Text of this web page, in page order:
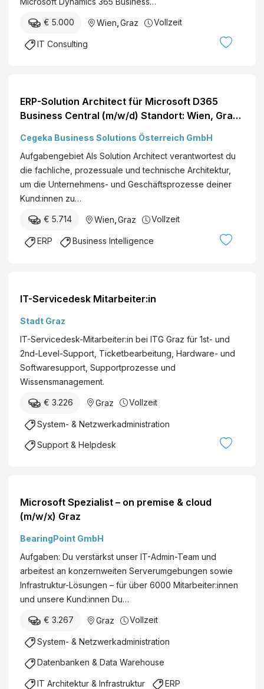
€ 5.000 Wien Graz Vollzeit
IT Consulting
ERP-Solution Architect für Microsoft D365
Business Central (m/w/d) Standort: Wien, Graz,
Hybrid Du hast mehrjährige
Beratungserfahrung in ERP-Projekten
gesammelt und setzt deine umfangreiche
Erfahrung ein, um Gesamtlösungen für deine
Kund:innen ...
Cegeka Business Solutions Österreich GmbH
Aufgabengebiet Als Solution Architect verantwortest du
die fachliche, prozessuale und technische Architektur,
um die Unternehmens- und Geschäftsprozesse deiner
Kund:innen zu…
€ 5.714 Wien Graz Vollzeit
ERP Business Intelligence
IT-Servicedesk Mitarbeiter:in
Stadt Graz
IT-Servicedesk-Mitarbeiter:in bei ITG Graz für 1st- und
2nd-Level-Support, Ticketbearbeitung, Hardware- und
Softwaresupport, Supportprozesse und
Wissensmanagement.
€ 3.226 Graz Vollzeit
System- & Netzwerkadministration
Support & Helpdesk
Microsoft Spezialist – on premise & cloud
(m/w/x) Graz
BearingPoint GmbH
Aufgaben: Du verstärkst unser IT-Admin-Team und
arbeitest an konzernweiten Serverumgebungen sowie
Infrastruktur-Lösungen – für über 6000 Mitarbeiter:innen
und unsere Kund:innen Du…
€ 3.267 Graz Vollzeit
System- & Netzwerkadministration
Datenbanken & Data Warehouse
IT Architektur & Infrastruktur ERP